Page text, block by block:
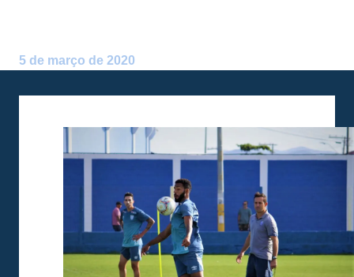
5 de março de 2020